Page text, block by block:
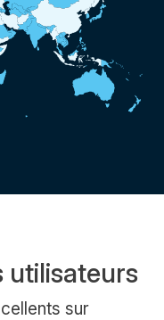
utilisateurs
sur